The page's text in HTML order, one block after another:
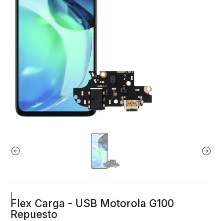
Flex Carga - USB Motorola G100
Repuesto